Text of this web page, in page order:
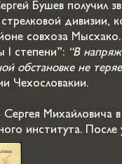
Бушев получил
дивизии,
совхоза
I степени”: “В
обстановке не
Чехословакии.
Сергея
института.